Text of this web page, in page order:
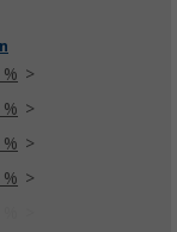
4er-Pack
%
%
%